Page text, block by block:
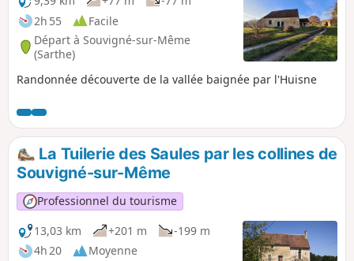
2h 55
Facile
Départ à Souvigné-sur-Même
(Sarthe)
Randonnée découverte de la vallée baignée par l'Huisne
La Tuilerie des Saules par les collines de
Souvigné-sur-Même
Professionnel du tourisme
13,03 km
+201 m
-199 m
4h 20
Moyenne